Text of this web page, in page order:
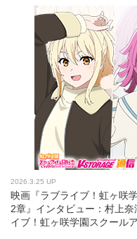
2026.3.25 UP
映画『ラブライブ！虹ヶ咲
2章』インタビュー：村上
イブ！虹ヶ咲学園スクール